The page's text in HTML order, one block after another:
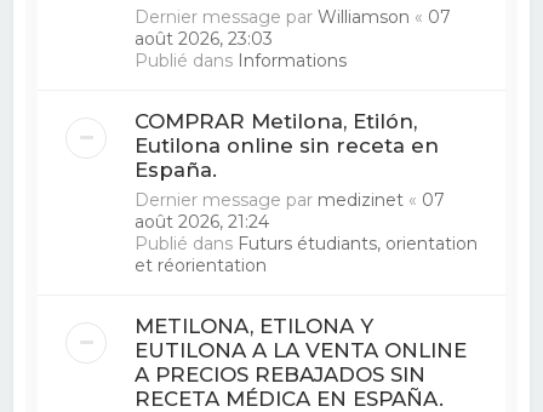
Dernier message parWilliamson « 07
août 2026, 23:03
Publié dans Informations
COMPRAR Metilona, ​​Etilón,
Eutilona online sin receta en
España.
Dernier message par medizinet « 07
août 2026, 21:24
Publié dans Futurs étudiants, orientation
et réorientation
METILONA, ETILONA Y
EUTILONA A LA VENTA ONLINE
A PRECIOS REBAJADOS SIN
RECETA MÉDICA EN ESPAÑA.